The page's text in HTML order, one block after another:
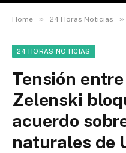
Home » 24 Horas Noticias »
24 HORAS NOTICIAS
Tensión
Zelenski
acuerdo
naturales de